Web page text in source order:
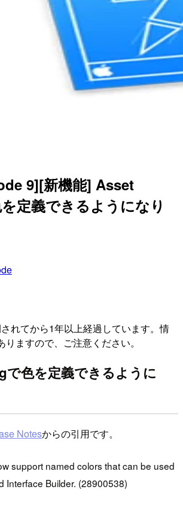
9][新機能] Asset
定義できるようになり
れてから1年以上経過しています。情
ますので、ご注意ください。
色を定義できるように
Notesからの引用です。
support named colors that can be used
Interface Builder. (28900538)